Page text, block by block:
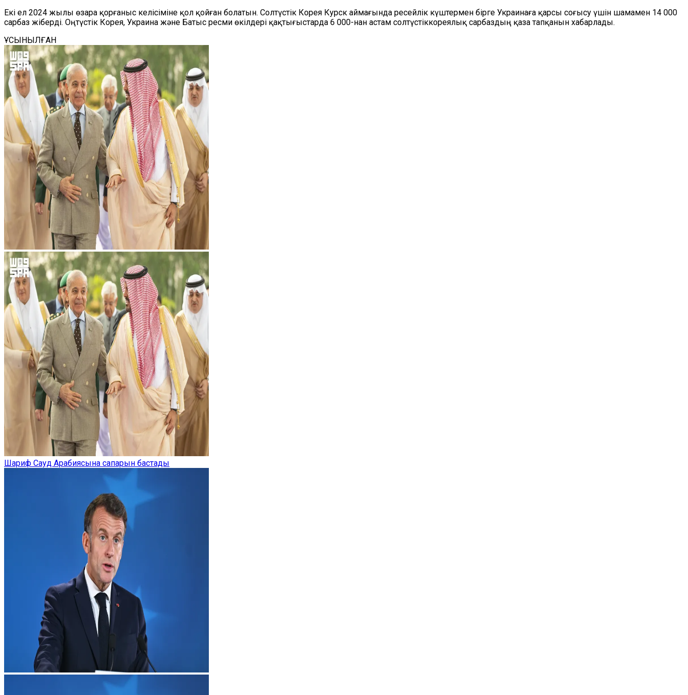
Екі ел 2024 жылы өзара қорғаныс келісіміне қол қойған болатын. Солтүстік Корея Курск аймағында ресейлік күштермен бірге Украинаға қарсы соғысу үшін шамамен 14 000
сарбаз жіберді. Оңтүстік Корея, Украина және Батыс ресми өкілдері қақтығыстарда 6 000-нан астам солтүстіккореялық сарбаздың қаза тапқанын хабарлады.
ҰСЫНЫЛҒАН
Шариф Сауд Арабиясына сапарын бастады